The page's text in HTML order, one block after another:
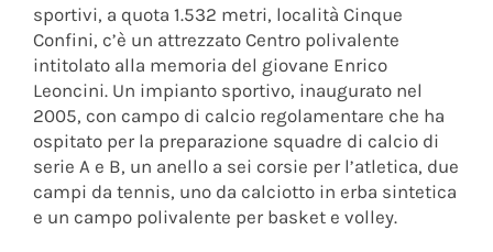
sportivi, a quota 1.532 metri, località Cinque
Confini, c’è un attrezzato Centro polivalente
intitolato alla memoria del giovane Enrico
Leoncini. Un impianto sportivo, inaugurato nel
2005, con campo di calcio regolamentare che ha
ospitato per la preparazione squadre di calcio di
serie A e B, un anello a sei corsie per l’atletica, due
campi da tennis, uno da calciotto in erba sintetica
e un campo polivalente per basket e volley.